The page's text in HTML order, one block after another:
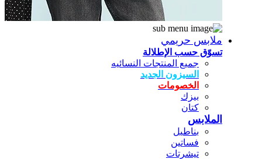
ملابس حريمي
تسوّق حسب الإطلالة
جميع المنتجات النسائيه
السيزون الجديد
الخصومات
بيزك
كتان
الملابس
بناطيل
فساتين
تيشرتات